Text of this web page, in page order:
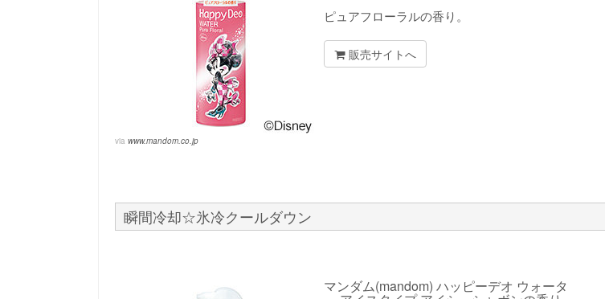
via www.mandom.co.jp
ピュアフローラルの香り。
販売サイトへ
瞬間冷却☆氷冷クールダウン
マンダム(mandom) ハッピーデオ ウォータ